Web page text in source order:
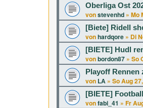
Oberliga Ost
vonstevenhd » Mo
[Biete] Ridell
vonhardqore » Di
[BIETE] Hudl
vonbordon87 » So
Playoff Rennen
von LA » So Aug
[BIETE]
vonfabi_41 » Fr